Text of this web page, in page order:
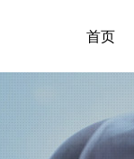
首页